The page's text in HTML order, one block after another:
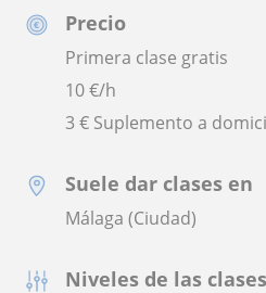
Precio
Primera clase gratis
10€/h
3 € Suplemento a
Suele dar clases en
Málaga (Ciudad)
Niveles de las clases